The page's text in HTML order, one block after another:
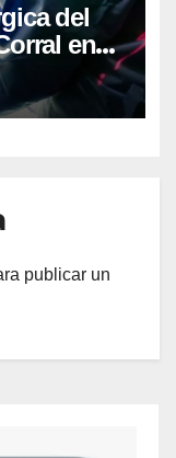
del
en
publicar un